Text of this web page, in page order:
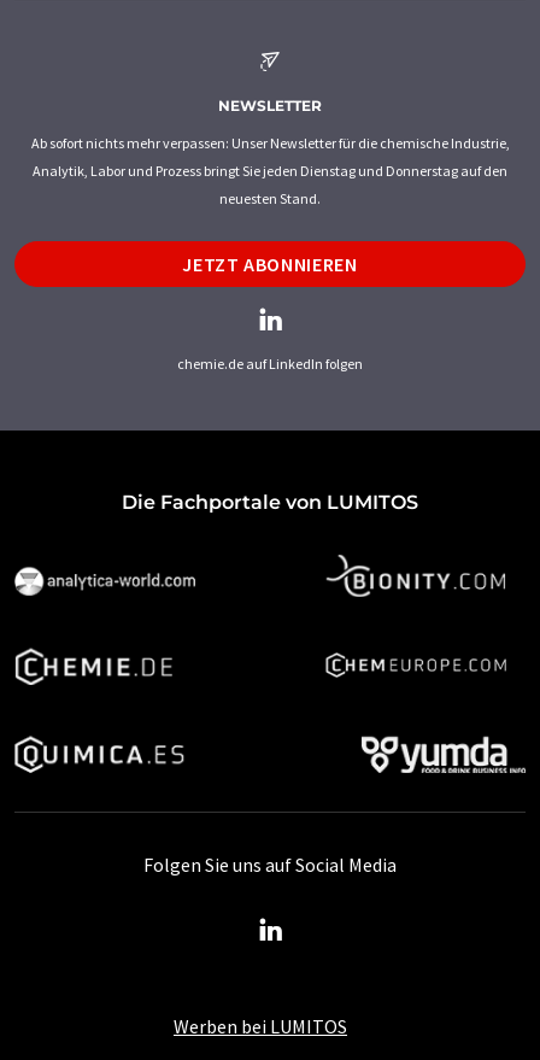
NEWSLETTER
Ab sofort nichts mehr verpassen: Unser Newsletter für die chemische Industrie,
Analytik, Labor und Prozess bringt Sie jeden Dienstag und Donnerstag auf den
neuesten Stand.
JETZT ABONNIEREN
chemie.de auf LinkedIn folgen
Die Fachportale von LUMITOS
Werben bei LUMITOS
Folgen Sie uns auf Social Media